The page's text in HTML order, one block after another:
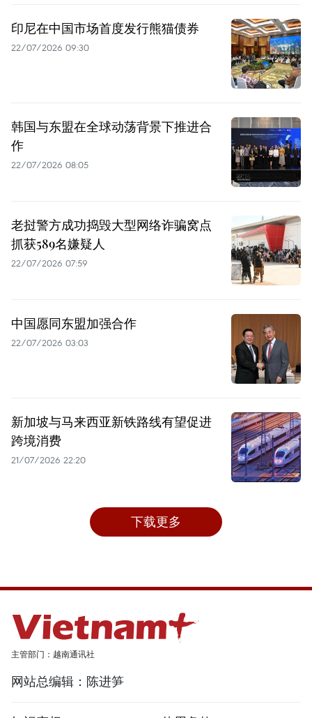
印尼在中国市场首度发行熊猫债券
22/07/2026 09:30
韩国与东盟在全球动荡背景下推进合
作
22/07/2026 08:05
老挝警方成功捣毁大型网络诈骗窝点
抓获589名嫌疑人
22/07/2026 07:59
中国愿同东盟加强合作
22/07/2026 03:03
新加坡与马来西亚新铁路线有望促进
跨境消费
21/07/2026 22:20
下载更多
主管部门：越南通讯社
网站总编辑：陈进笋